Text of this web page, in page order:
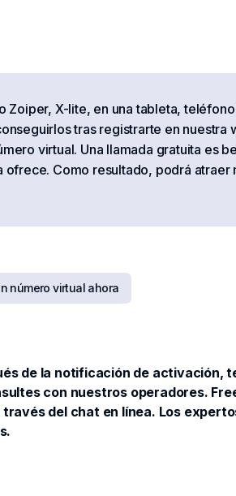
Zoiper, X-lite, en una tableta,
tras registrarte en nuestra
virtual. Una llamada gratuita es
Como resultado, podrá atraer
número virtual ahora
de la notificación de activación,
con nuestros operadores.
del chat en línea. Los